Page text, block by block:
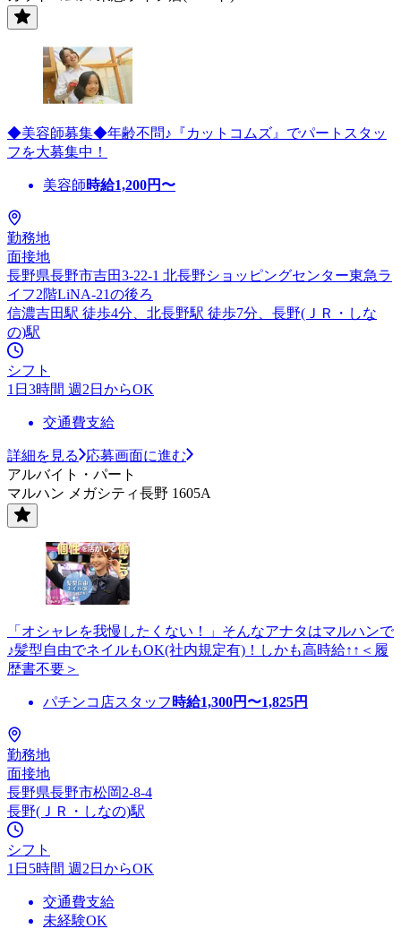
◆美容師募集◆年齢不問♪『カットコムズ』でパートスタッ
フを大募集中！
美容師時給1,200円〜
勤務地
面接地
長野県長野市吉田3-22-1 北長野ショッピングセンター東急ラ
イフ2階LiNA-21の後ろ
信濃吉田駅 徒歩4分、北長野駅 徒歩7分、長野(ＪＲ・しな
の)駅
シフト
1日3時間 週2日からOK
交通費支給
詳細を見る
応募画面に進む
アルバイト・パート
マルハン メガシティ長野 1605A
「オシャレを我慢したくない！」そんなアナタはマルハンで
♪髪型自由でネイルもOK(社内規定有)！しかも高時給↑↑＜履
歴書不要＞
パチンコ店スタッフ 時給1,300円〜1,825円
勤務地
面接地
長野県長野市松岡2-8-4
長野(ＪＲ・しなの)駅
シフト
1日5時間 週2日からOK
交通費支給
未経験OK